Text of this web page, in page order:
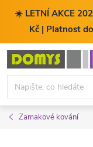
☀️ LETNÍ AKCE
Kč | Platnost
Přejít
obsah
Zamakové kování